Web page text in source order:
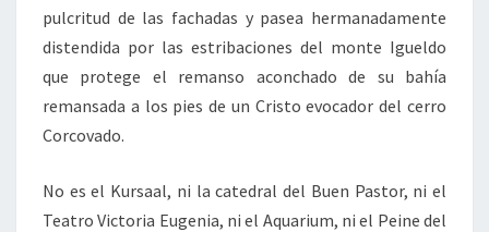
pulcritud de las fachadas y pasea hermanadamente
distendida por las estribaciones del monte Igueldo
que protege el remanso aconchado de su bahía
remansada a los pies de un Cristo evocador del cerro
Corcovado.
No es el Kursaal, ni la catedral del Buen Pastor, ni el
Teatro Victoria Eugenia, ni el Aquarium, ni el Peine del